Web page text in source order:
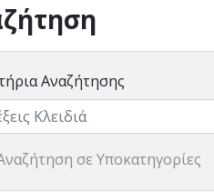
Αναζήτησης
σε Υποκατηγορίες